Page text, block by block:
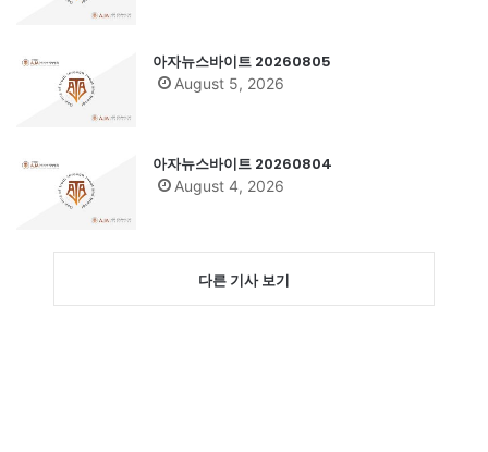
아자뉴스바이트 20260805
August 5, 2026
아자뉴스바이트 20260804
August 4, 2026
다른 기사 보기